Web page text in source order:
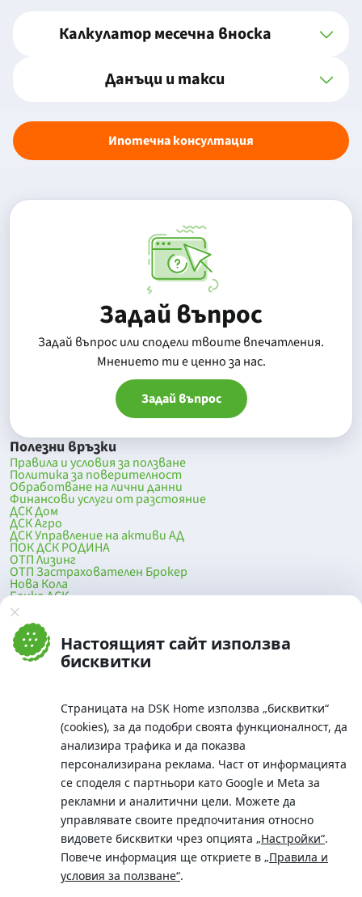
Настоящият сайт използва
бисквитки
Страницата на DSK Home използва „бисквитки“
(cookies), за да подобри своята функционалност, да
анализира трафика и да показва
персонализирана реклама. Част от информацията
се споделя с партньори като Google и Meta за
рекламни и аналитични цели. Можете да
управлявате своите предпочитания относно
видовете бисквитки чрез опцията „Настройки“.
Повече информация ще откриете в „Правила и
условия за ползване“.
Калкулатор месечна вноска
Данъци и такси
Ипотечна консултация
Задай въпрос
Задай въпрос или сподели твоите впечатления.
Mнението ти е ценно за нас.
Задай въпрос
Полезни връзки
Правила и условия за ползване
Политика за поверителност
Обработване на лични данни
Финансови услуги от разстояние
ДСК Дом
ДСК Агро
ДСК Управление на активи АД
ПОК ДСК РОДИНА
ОТП Лизинг
ОТП Застрахователен Брокер
Нова Кола
Банка ДСК
DSK Mobile
Оферти за продажба от Банка ДСК
Клонова мрежа и банкомати
До началото на страницата
Телефон:
0700 10 375 / *2375
Московска No.19 / ул. Г. Бенковски No. 5, София 1036
SWIFT/BIC: